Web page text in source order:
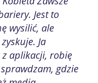
Jest to
wysilić, ale
Ja
aplikacji, robię
gdzie